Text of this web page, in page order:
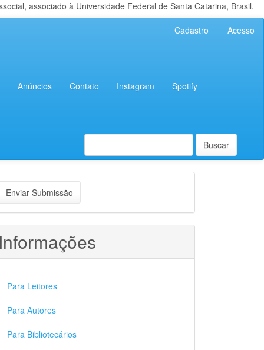
associado à Universidade Federal de Santa Catarina, Brasil.
Cadastro Acesso
Anúncios Contato Instagram Spotify
Buscar
Enviar Submissão
Para Leitores
Para Autores
Para Bibliotecários